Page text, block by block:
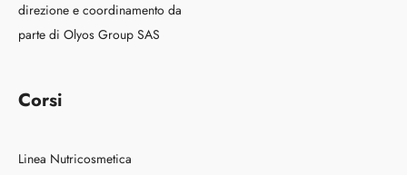
direzione e coordinamento da
parte di Olyos Group SAS
Corsi
Linea Nutricosmetica